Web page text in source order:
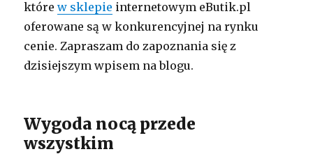
którew sklepie internetowym eButik.pl
oferowane są w konkurencyjnej na rynku
cenie. Zapraszam do zapoznania się z
dzisiejszym wpisem na blogu.
Wygoda nocą przede
wszystkim